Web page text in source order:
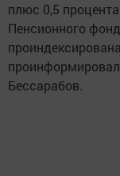
плюс 0,5
Пенсионного
Бессарабов.